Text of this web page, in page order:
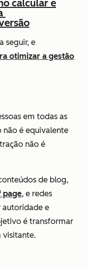
calcular e
seguir, e
otimizar a gestão
em todas as
não é equivalente
não é
de blog,
page, e redes
autoridade e
é transformar
visitante.